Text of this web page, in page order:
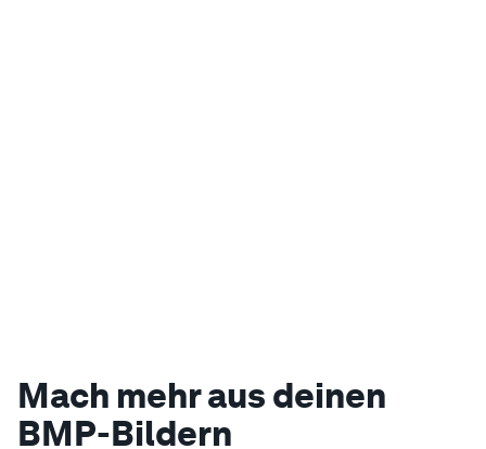
Mach mehr aus deinen
BMP-Bildern